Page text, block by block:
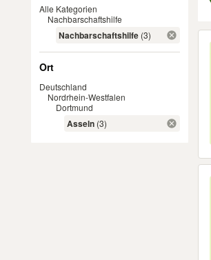
Alle Kategorien
Nachbarschaftshilfe
Nachbarschaftshilfe (3)
Ort
Deutschland
Nordrhein-Westfalen
Dortmund
Asseln (3)